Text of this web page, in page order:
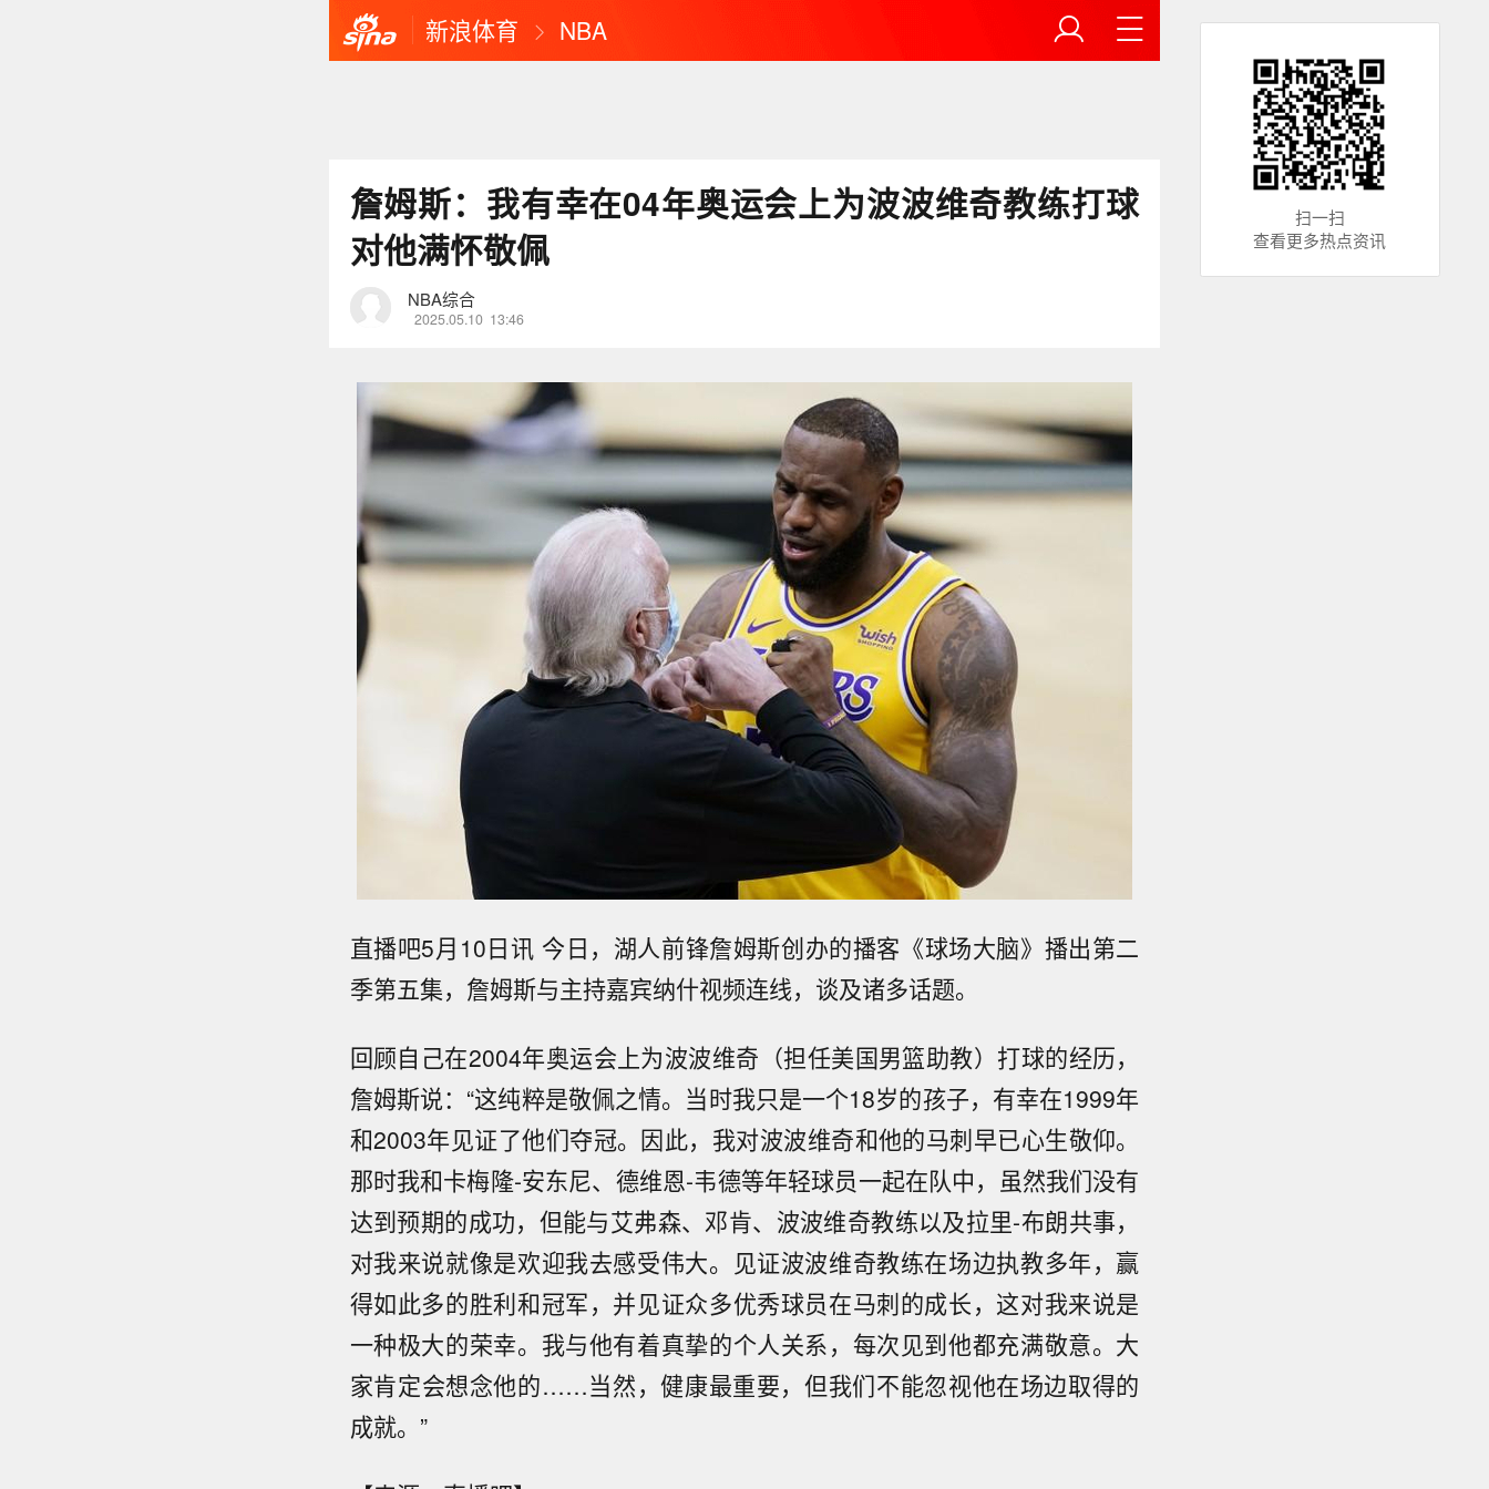
新浪体育 NBA
詹姆斯：我有幸在04年奥运会上为波波维奇教练打球
对他满怀敬佩
NBA综合
2025.05.10 13:46
直播吧5月10日讯 今日，湖人前锋詹姆斯创办的播客《球场大脑》播出第二
季第五集，詹姆斯与主持嘉宾纳什视频连线，谈及诸多话题。
回顾自己在2004年奥运会上为波波维奇（担任美国男篮助教）打球的经历，
詹姆斯说：“这纯粹是敬佩之情。当时我只是一个18岁的孩子，有幸在1999年
和2003年见证了他们夺冠。因此，我对波波维奇和他的马刺早已心生敬仰。
那时我和卡梅隆-安东尼、德维恩-韦德等年轻球员一起在队中，虽然我们没有
达到预期的成功，但能与艾弗森、邓肯、波波维奇教练以及拉里-布朗共事，
对我来说就像是欢迎我去感受伟大。见证波波维奇教练在场边执教多年，赢
得如此多的胜利和冠军，并见证众多优秀球员在马刺的成长，这对我来说是
一种极大的荣幸。我与他有着真挚的个人关系，每次见到他都充满敬意。大
家肯定会想念他的……当然，健康最重要，但我们不能忽视他在场边取得的
成就。”
扫一扫
查看更多热点资讯